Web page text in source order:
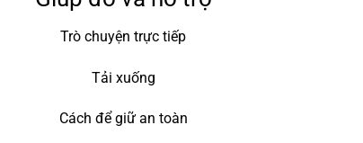
Trò chuyện trực tiếp
Tải xuống
Cách để giữ an toàn